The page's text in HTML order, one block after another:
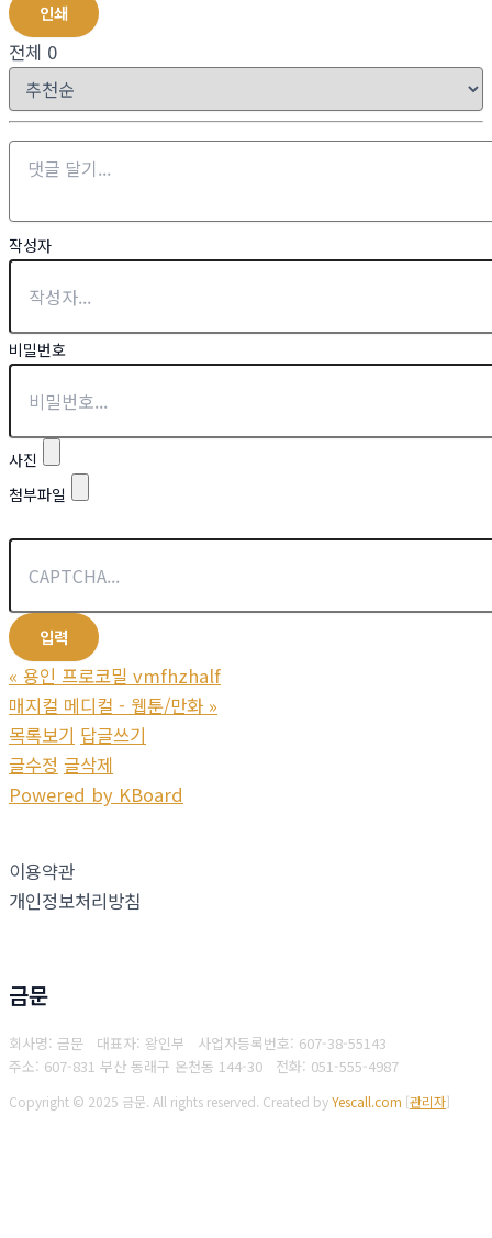
인쇄
전체 0
작성자
비밀번호
사진
첨부파일
« 용인 프로코밀 vmfhzhalf
매지컬 메디컬 - 웹툰/만화 »
목록보기 답글쓰기
글수정 글삭제
Powered by KBoard
이용약관
개인정보처리방침
금문
회사명: 금문 대표자: 왕인부 사업자등록번호: 607-38-55143
주소: 607-831 부산 동래구 온천동 144-30 전화: 051-555-4987
Copyright © 2025 금문. All rights reserved. Created byYescall.com [관리자]